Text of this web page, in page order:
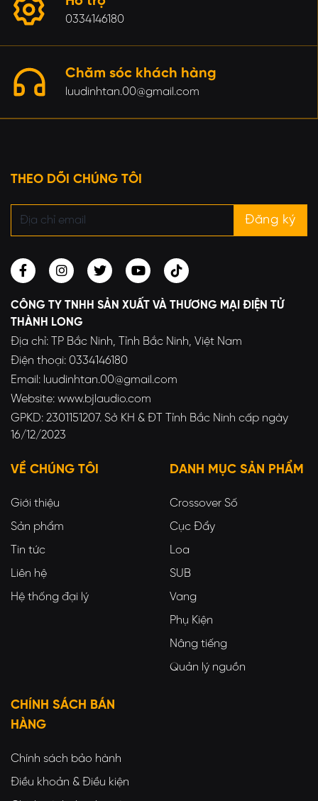
0334146180
Chăm sóc khách hàng
luudinhtan.00@gmail.com
THEO DÕI CHÚNG TÔI
CÔNG TY TNHH SẢN XUẤT VÀ THƯƠNG MẠI ĐIỆN TỬ
THÀNH LONG
Địa chỉ: TP Bắc Ninh, Tỉnh Bắc Ninh, Việt Nam
Điện thoại: 0334146180
Email: luudinhtan.00@gmail.com
Website: www.bjlaudio.com
GPKD: 2301151207. Sở KH & ĐT Tỉnh Bắc Ninh cấp ngày
16/12/2023
VỀ CHÚNG TÔI
Giới thiệu
Sản phẩm
Tin tức
Liên hệ
Hệ thống đại lý
DANH MỤC SẢN PHẨM
Crossover Số
Cục Đẩy
Loa
SUB
Vang
Phụ Kiện
Nâng tiếng
Quản lý nguồn
CHÍNH SÁCH BÁN
HÀNG
Chính sách bảo hành
Điều khoản & Điều kiện